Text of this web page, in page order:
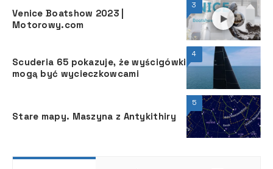
3
Venice Boatshow 2023 |
Motorowy.com
4
Scuderia 65 pokazuje, że wyścigówki
mogą być wycieczkowcami
5
Stare mapy. Maszyna z Antykithiry